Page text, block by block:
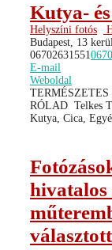
Kutya-
Helyszíni fotós
Budapest, 13
06702631551
E-mail
Weboldal
RÓLAD ​ Telkes
Kutya, Cica,
hivatalos